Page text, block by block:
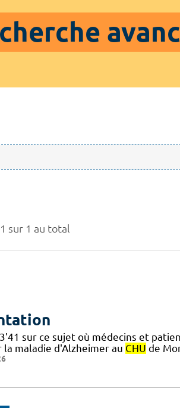
sur 1 au total
sur ce sujet où médecins et
la maladie d'Alzheimer au CHU de